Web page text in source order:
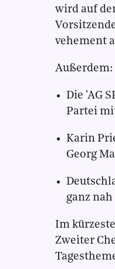
wird auf
vehement
Außerdem:
Die 'AG
Partei
Karin
Georg
ganz
Im
Zweiter